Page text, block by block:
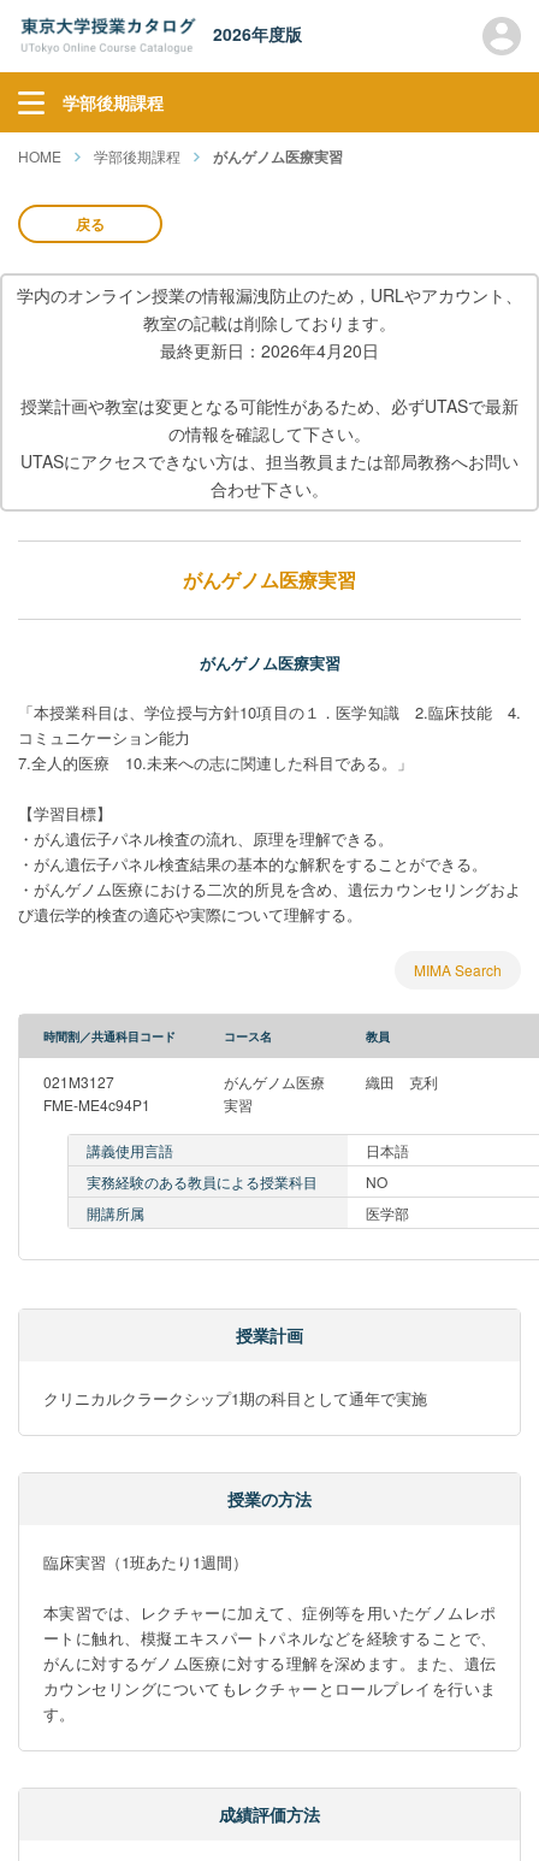
2026年度版
学部後期課程
HOME 学部後期課程 がんゲノム医療実習
戻る
学内のオンライン授業の情報漏洩防止のため，URLやアカウント、
教室の記載は削除しております。
最終更新日：2026年4月20日
授業計画や教室は変更となる可能性があるため、必ずUTASで最新
の情報を確認して下さい。
UTASにアクセスできない方は、担当教員または部局教務へお問い
合わせ下さい。
がんゲノム医療実習
がんゲノム医療実習
「本授業科目は、学位授与方針10項目の１．医学知識 2.臨床技能 4.
コミュニケーション能力
7.全人的医療 10.未来への志に関連した科目である。」
【学習目標】
・がん遺伝子パネル検査の流れ、原理を理解できる。
・がん遺伝子パネル検査結果の基本的な解釈をすることができる。
・がんゲノム医療における二次的所見を含め、遺伝カウンセリングおよ
び遺伝学的検査の適応や実際について理解する。
MIMA Search
時間割／共通科目コード コース名 教員
021M3127
FME-ME4c94P1
がんゲノム医療
実習
織田 克利
講義使用言語
日本語
実務経験のある教員による授業科目
NO
開講所属
医学部
授業計画
クリニカルクラークシップ1期の科目として通年で実施
授業の方法
臨床実習（1班あたり1週間）
本実習では、レクチャーに加えて、症例等を用いたゲノムレポ
ートに触れ、模擬エキスパートパネルなどを経験することで、
がんに対するゲノム医療に対する理解を深めます。また、遺伝
カウンセリングについてもレクチャーとロールプレイを行いま
す。
成績評価方法